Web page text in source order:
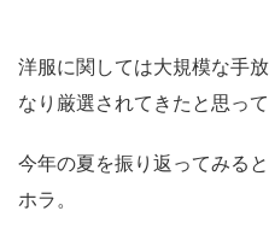
洋服に関しては大規模な手
なり厳選されてきたと思っ
今年の夏を振り返ってみる
ホラ。